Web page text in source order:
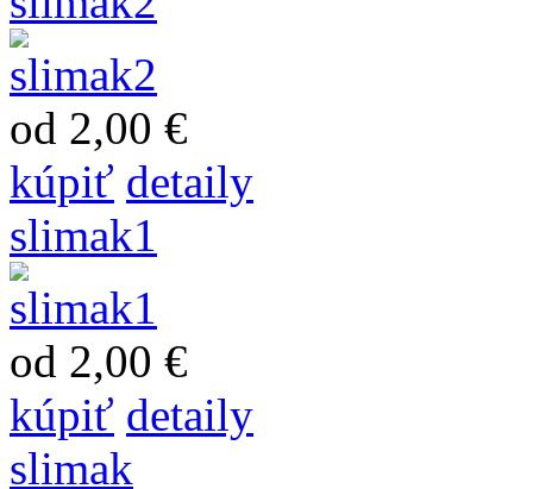
od 2,00 €
kúpiť detaily
slimak1
od 2,00 €
kúpiť detaily
slimak